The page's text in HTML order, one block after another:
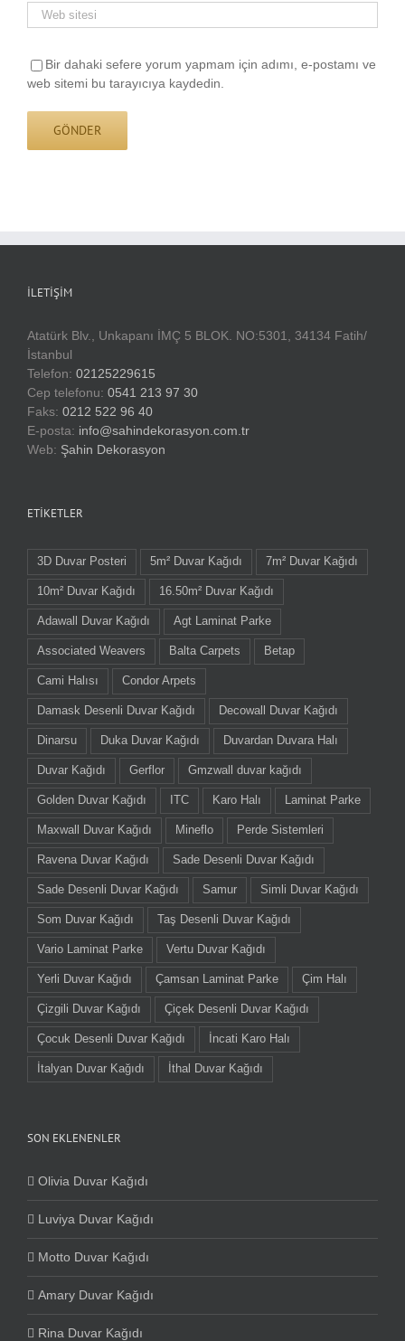
Bir dahaki sefere yorum yapmam için adımı, e-postamı ve
web sitemi bu tarayıcıya kaydedin.
İLETIŞIM
Atatürk Blv., Unkapanı İMÇ 5 BLOK. NO:5301, 34134 Fatih/
İstanbul
Telefon: 02125229615
Cep telefonu: 0541 213 97 30
Faks: 0212 522 96 40
E-posta: info@sahindekorasyon.com.tr
Web: Şahin Dekorasyon
ETIKETLER
3D Duvar Posteri 5m² Duvar Kağıdı 7m² Duvar Kağıdı
10m² Duvar Kağıdı 16.50m² Duvar Kağıdı
Adawall Duvar Kağıdı Agt Laminat Parke
Associated Weavers Balta Carpets Betap
Cami Halısı Condor Arpets
Damask Desenli Duvar Kağıdı Decowall Duvar Kağıdı
Dinarsu Duka Duvar Kağıdı Duvardan Duvara Halı
Duvar Kağıdı Gerflor Gmzwall duvar kağıdı
Golden Duvar Kağıdı ITC Karo Halı Laminat Parke
Maxwall Duvar Kağıdı Mineflo Perde Sistemleri
Ravena Duvar Kağıdı Sade Desenli Duvar Kağıdı
Sade Desenli Duvar Kağıdı Samur Simli Duvar Kağıdı
Som Duvar Kağıdı Taş Desenli Duvar Kağıdı
Vario Laminat Parke Vertu Duvar Kağıdı
Yerli Duvar Kağıdı Çamsan Laminat Parke Çim Halı
Çizgili Duvar Kağıdı Çiçek Desenli Duvar Kağıdı
Çocuk Desenli Duvar Kağıdı İncati Karo Halı
İtalyan Duvar Kağıdı İthal Duvar Kağıdı
SON EKLENENLER
Olivia Duvar Kağıdı
Luviya Duvar Kağıdı
Motto Duvar Kağıdı
Amary Duvar Kağıdı
Rina Duvar Kağıdı